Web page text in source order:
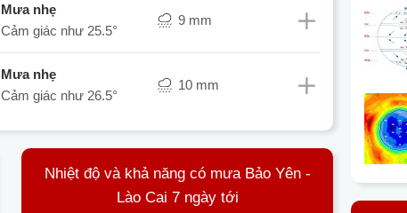
mưa nhẹ
Cảm giác như 25.5°
9 mm
mưa nhẹ
Cảm giác như 26.5°
10 mm
Nhiệt độ và khả năng có mưa Bảo Yên -
Lào Cai 7 ngày tới